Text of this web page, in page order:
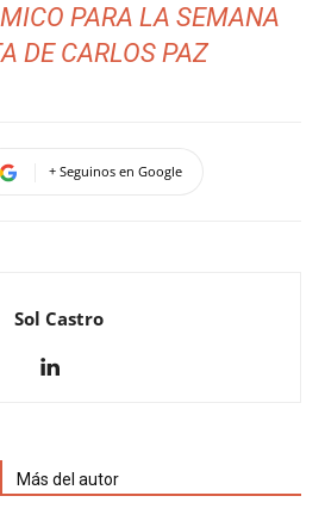
PARA LA SEMANA
DE CARLOS PAZ
+ Seguinos en Google
Sol Castro
Más del autor